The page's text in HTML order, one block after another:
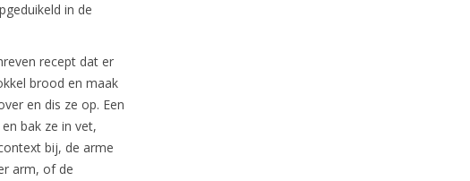
in de
recept dat er
brood en maak
en dis ze op. Een
bak ze in vet,
bij, de arme
arm, of de